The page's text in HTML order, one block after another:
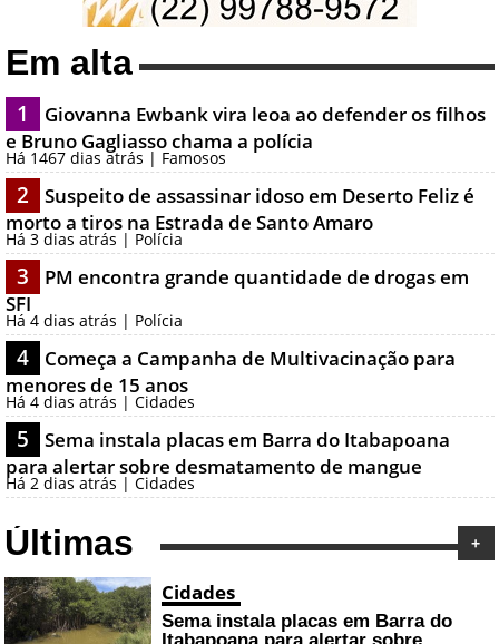
Em alta
1
Giovanna Ewbank vira leoa ao defender os filhos
e Bruno Gagliasso chama a polícia
Há 1467 dias atrás | Famosos
2
Suspeito de assassinar idoso em Deserto Feliz é
morto a tiros na Estrada de Santo Amaro
Há 3 dias atrás | Polícia
3
PM encontra grande quantidade de drogas em
SFI
Há 4 dias atrás | Polícia
4
Começa a Campanha de Multivacinação para
menores de 15 anos
Há 4 dias atrás | Cidades
5
Sema instala placas em Barra do Itabapoana
para alertar sobre desmatamento de mangue
Há 2 dias atrás | Cidades
Últimas +
Cidades
Sema instala placas em Barra do